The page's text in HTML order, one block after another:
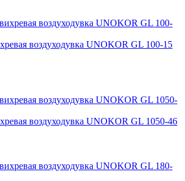
воздуходувка UNOKOR GL 100-15
воздуходувка UNOKOR GL 1050-46